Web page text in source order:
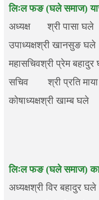
लिःल फङ (घले समाज)
अध्यक्ष श्री पासा घले
उपाध्यक्षश्री खानसुङ घले
महासचिवश्री प्रेम बहादुर
सचिव श्री प्रति
कोषाध्यक्षश्री खाम्ब घले
लिःल फङ (घले समाज)
अध्यक्षश्री विर बहादुर घले